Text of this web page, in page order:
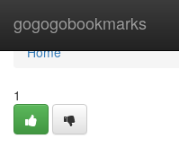
gogogobookmarks
Home
Home
1